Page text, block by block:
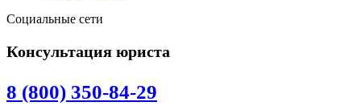
Социальные сети
Консультация юриста
8 (800) 350-84-29